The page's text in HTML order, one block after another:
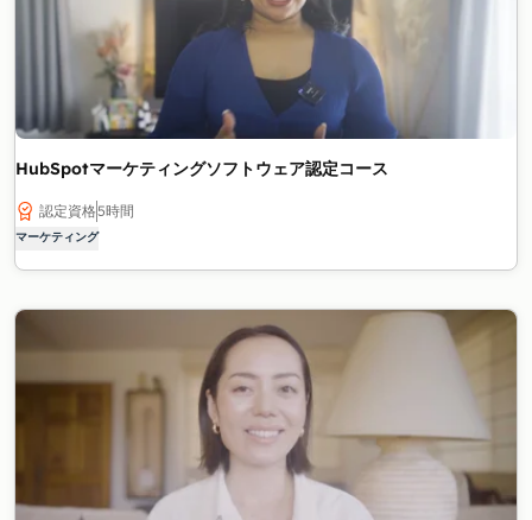
HubSpotマーケティングソフトウェア認定コース
認定資格5時間
マーケティング